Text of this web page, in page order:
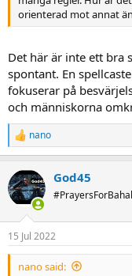
orienterad mot annat
Det här är inte ett bra
spontant. En
fokuserar på
och människorna
R
e
c
t
i
s
:
nano
God45
15 Jul 2022
nano said: